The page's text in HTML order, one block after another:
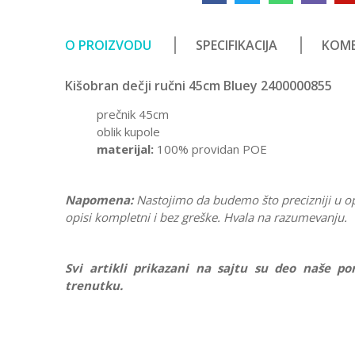
O PROIZVODU SPECIFIKACIJA
Kišobran dečji ručni 45cm Bluey 2400000855
prečnik 45cm
oblik kupole
materijal: 100% providan POE
Napomena: Nastojimo da budemo što precizniji u
opisi kompletni i bez greške. Hvala na razumevanju.
Svi artikli prikazani na sajtu su deo naše
trenutku.